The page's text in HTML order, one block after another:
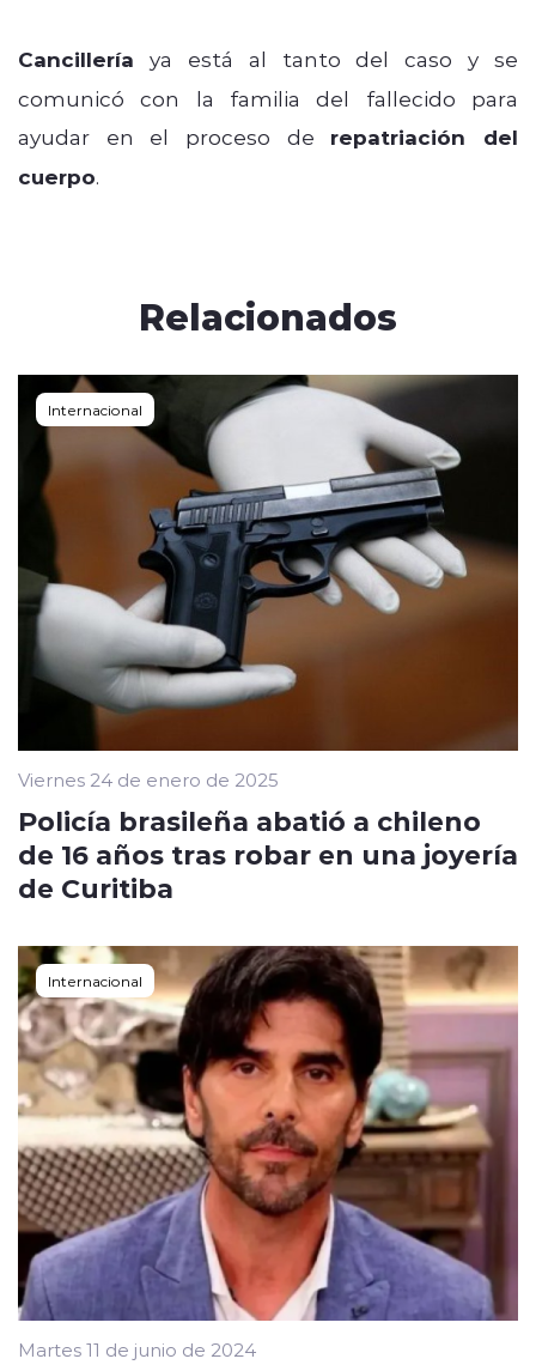
Cancillería ya está al tanto del caso y se
comunicó con la familia del fallecido para
ayudar en el proceso de repatriación del
cuerpo.
Relacionados
Internacional
Viernes 24 de enero de 2025
Policía brasileña abatió a chileno
de 16 años tras robar en una joyería
de Curitiba
Internacional
Martes 11 de junio de 2024